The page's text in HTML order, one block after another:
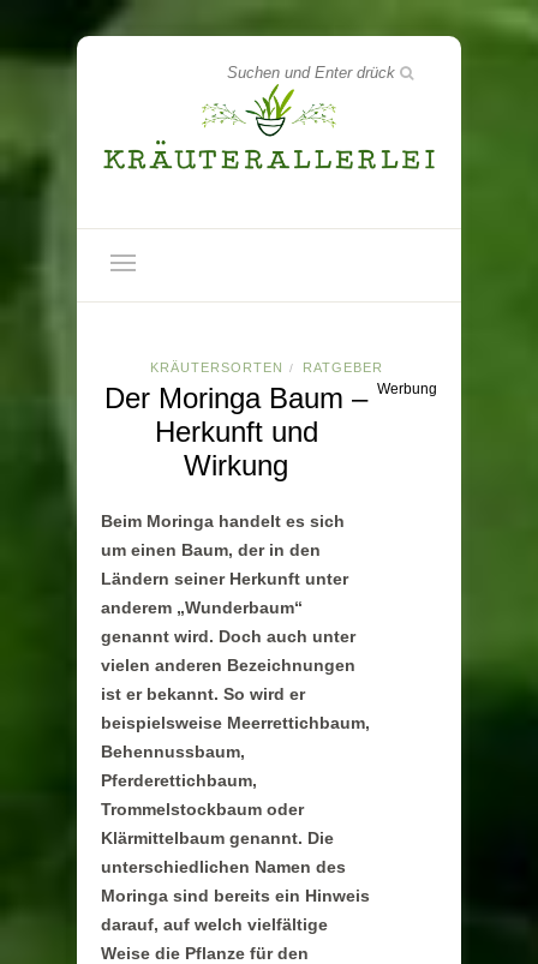
KRÄUTERSORTEN / RATGEBER
Der Moringa Baum –
Herkunft und
Wirkung
Werbung
Beim Moringa handelt es sich
um einen Baum, der in den
Ländern seiner Herkunft unter
anderem „Wunderbaum“
genannt wird. Doch auch unter
vielen anderen Bezeichnungen
ist er bekannt. So wird er
beispielsweise Meerrettichbaum,
Behennussbaum,
Pferderettichbaum,
Trommelstockbaum oder
Klärmittelbaum genannt. Die
unterschiedlichen Namen des
Moringa sind bereits ein Hinweis
darauf, auf welch vielfältige
Weise die Pflanze für den